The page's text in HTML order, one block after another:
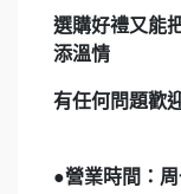
選購好禮又能
添溫情
有任何問題歡
●營業時間：